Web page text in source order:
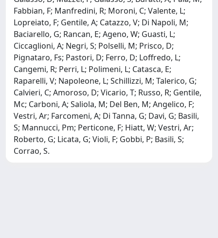
Fabbian, F; Manfredini, R; Moroni, C; Valente, L;
Lopreiato, F; Gentile, A; Catazzo, V; Di Napoli, M;
Baciarello, G; Rancan, E; Ageno, W; Guasti, L;
Ciccaglioni, A; Negri, S; Polselli, M; Prisco, D;
Pignataro, Fs; Pastori, D; Ferro, D; Loffredo, L;
Cangemi, R; Perri, L; Polimeni, L; Catasca, E;
Raparelli, V; Napoleone, L; Schillizzi, M; Talerico, G;
Calvieri, C; Amoroso, D; Vicario, T; Russo, R; Gentile,
Mc; Carboni, A; Saliola, M; Del Ben, M; Angelico, F;
Vestri, Ar; Farcomeni, A; Di Tanna, G; Davi, G; Basili,
S; Mannucci, Pm; Perticone, F; Hiatt, W; Vestri, Ar;
Roberto, G; Licata, G; Violi, F; Gobbi, P; Basili, S;
Corrao, S.